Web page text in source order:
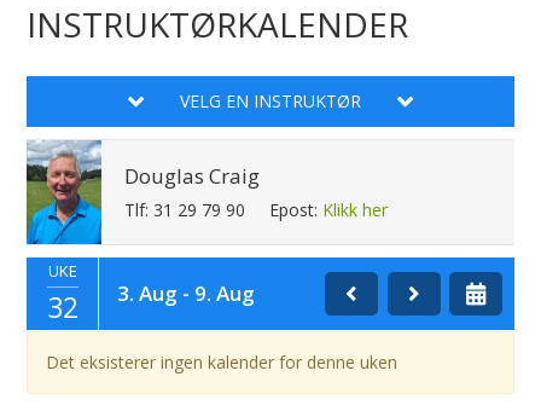
INSTRUKTØRKALENDER
VELG EN INSTRUKTØR
Douglas Craig
Tlf: 31 29 79 90 Epost: Klikk her
UKE
32 3. Aug - 9. Aug
Det eksisterer ingen kalender for denne uken